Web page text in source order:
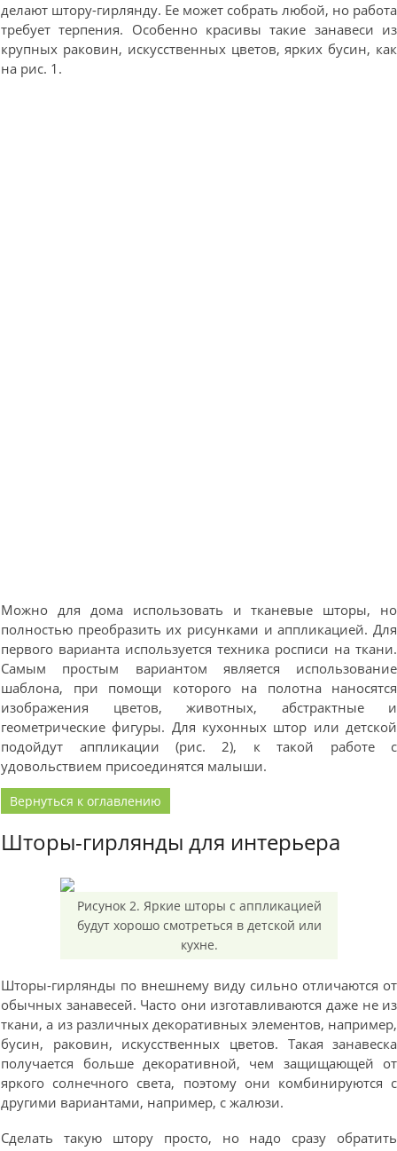
делают штору-гирлянду. Ее может собрать любой, но работа
требует терпения. Особенно красивы такие занавеси из
крупных раковин, искусственных цветов, ярких бусин, как
на рис. 1.
Можно для дома использовать и тканевые шторы, но
полностью преобразить их рисунками и аппликацией. Для
первого варианта используется техника росписи на ткани.
Самым простым вариантом является использование
шаблона, при помощи которого на полотна наносятся
изображения цветов, животных, абстрактные и
геометрические фигуры. Для кухонных штор или детской
подойдут аппликации (рис. 2), к такой работе с
удовольствием присоединятся малыши.
Вернуться к оглавлению
Шторы-гирлянды для интерьера
Рисунок 2. Яркие шторы с аппликацией
будут хорошо смотреться в детской или
кухне.
Шторы-гирлянды по внешнему виду сильно отличаются от
обычных занавесей. Часто они изготавливаются даже не из
ткани, а из различных декоративных элементов, например,
бусин, раковин, искусственных цветов. Такая занавеска
получается больше декоративной, чем защищающей от
яркого солнечного света, поэтому они комбинируются с
другими вариантами, например, с жалюзи.
Сделать такую штору просто, но надо сразу обратить